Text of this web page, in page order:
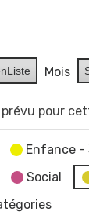
Liste Mois
pour
Enfance -
Social